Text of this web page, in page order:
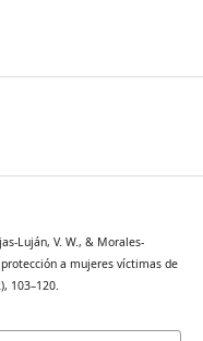
Luján, V. W., & Morales-
a mujeres víctimas de
103–120.